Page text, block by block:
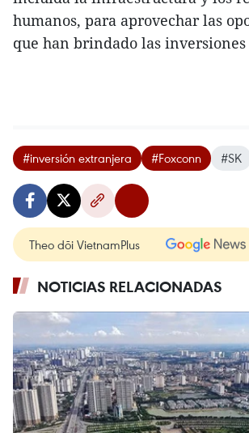
humanos, para aprovechar las
que han brindado las
#inversión extranjera #Foxconn #SK
Theo dõi VietnamPlus
NOTICIAS RELACIONADAS